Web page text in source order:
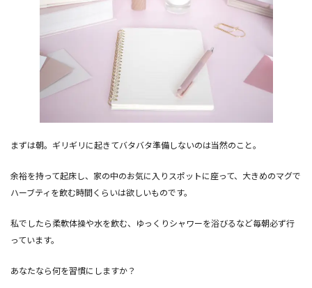
まずは朝。ギリギリに起きてバタバタ準備しないのは当然のこと。
余裕を持って起床し、家の中のお気に入りスポットに座って、大きめのマグで
ハーブティを飲む時間くらいは欲しいものです。
私でしたら柔軟体操や水を飲む、ゆっくりシャワーを浴びるなど毎朝必ず行
っています。
あなたなら何を習慣にしますか？